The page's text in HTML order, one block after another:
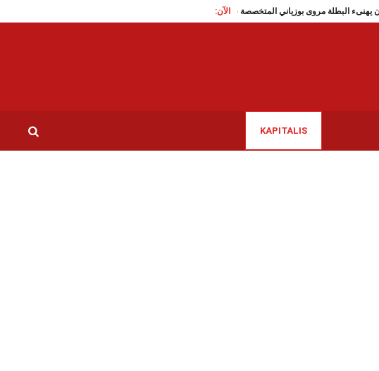
الآن:
محرز بوصيان يهنىء البطلة مروى بوزياني المتخصصة في سباق 3000 متر موانع
KAPITALIS